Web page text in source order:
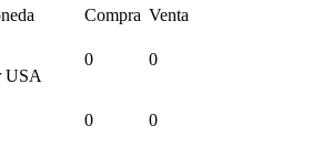
Compra Venta
USA
0 0
0 0